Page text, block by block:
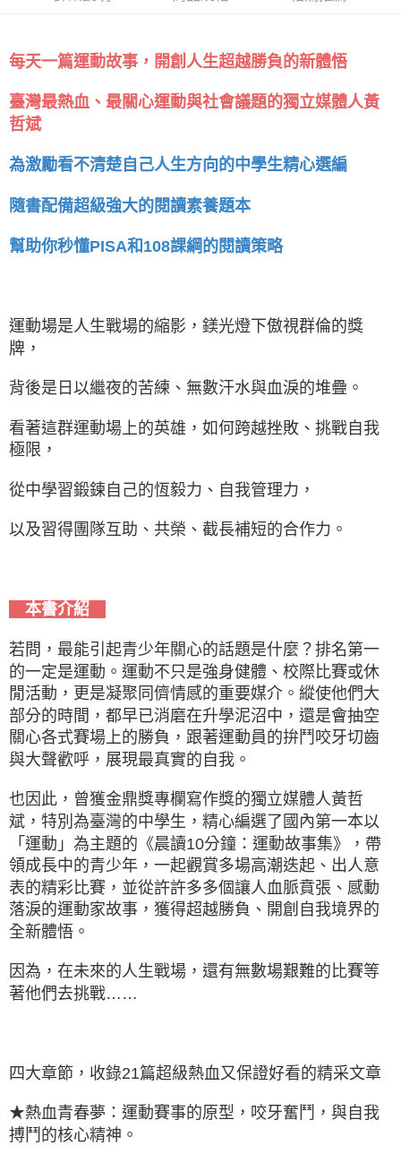
每天一篇運動故事，開創人生超越勝負的新體悟
臺灣最熱血、最關心運動與社會議題的獨立媒體人黃
哲斌
為激勵看不清楚自己人生方向的中學生精心選編
隨書配備超級強大的閱讀素養題本
幫助你秒懂PISA和108課綱的閱讀策略
運動場是人生戰場的縮影，鎂光燈下傲視群倫的獎
牌，
背後是日以繼夜的苦練、無數汗水與血淚的堆疊。
看著這群運動場上的英雄，如何跨越挫敗、挑戰自我
極限，
從中學習鍛鍊自己的恆毅力、自我管理力，
以及習得團隊互助、共榮、截長補短的合作力。
本書介紹
若問，最能引起青少年關心的話題是什麼？排名第一
的一定是運動。運動不只是強身健體、校際比賽或休
閒活動，更是凝聚同儕情感的重要媒介。縱使他們大
部分的時間，都早已消磨在升學泥沼中，還是會抽空
關心各式賽場上的勝負，跟著運動員的拚鬥咬牙切齒
與大聲歡呼，展現最真實的自我。
也因此，曾獲金鼎獎專欄寫作獎的獨立媒體人黃哲
斌，特別為臺灣的中學生，精心編選了國內第一本以
「運動」為主題的《晨讀10分鐘：運動故事集》，帶
領成長中的青少年，一起觀賞多場高潮迭起、出人意
表的精彩比賽，並從許許多多個讓人血脈賁張、感動
落淚的運動家故事，獲得超越勝負、開創自我境界的
全新體悟。
因為，在未來的人生戰場，還有無數場艱難的比賽等
著他們去挑戰……
四大章節，收錄21篇超級熱血又保證好看的精采文章
★熱血青春夢：運動賽事的原型，咬牙奮鬥，與自我
搏鬥的核心精神。